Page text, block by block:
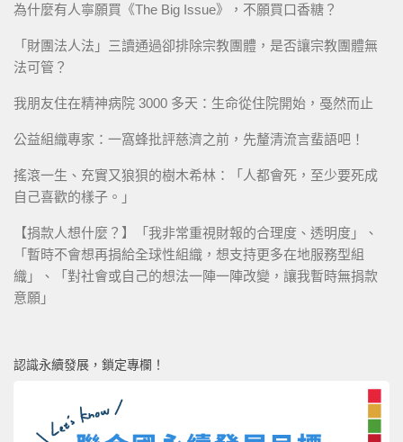
為什麼有人寧願買《The Big Issue》，不願買口香糖？
「財團法人法」三讀通過卻排除宗教團體，是否讓宗教團體無
法可管？
我朋友住在精神病院 3000 多天：生命從住院開始，戞然而止
公益組織專家：一窩蜂批評慈濟之前，先釐清流言蜚語吧！
搖滾一生、充實又狼狽的樹木希林：「人都會死，至少要死成
自己喜歡的樣子。」
【捐款人想什麼？】「我非常重視財報的合理度、透明度」、
「暫時不會想再捐給全球性組織，想支持更多在地服務型組
織」、「對社會或自己的想法一陣一陣改變，讓我暫時無捐款
意願」
認識永續發展，鎖定專欄！